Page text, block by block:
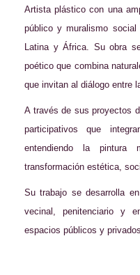
Artista plástico con una
público y muralismo
Latina y África. Su obra
poético que combina
que invitan al diálogo entre
A través de sus proyectos
participativos que
entendiendo la pintura
transformación estética,
Su trabajo se desarrolla
vecinal, penitenciario y
espacios públicos y privados.